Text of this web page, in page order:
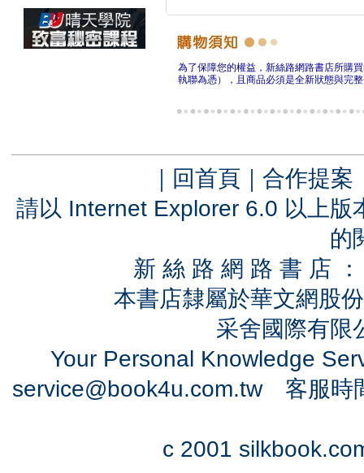
為了保障您的權益，新絲路網路書店所購
執聯為憑），且商品必須是全新狀態與完
｜ 回首頁 ｜ 合作提案
請以 Internet Explorer 6.0 以上
的
新 絲 路 網 路 書 店
本書店隸屬於華文網股
采舍國際有
Your Personal Knowledge
service@book4u.com.tw客服時
c 2001